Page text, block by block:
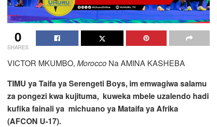
0
SHARES
VICTOR MKUMBO, Morocco Na AMINA KASHEBA
TIMU ya Taifa ya Serengeti Boys, im emwagiwa salamu
za pongezi kwa kujituma, kuweka mbele uzalendo hadi
kufika fainali ya michuano ya Mataifa ya Afrika
(AFCON U-17).